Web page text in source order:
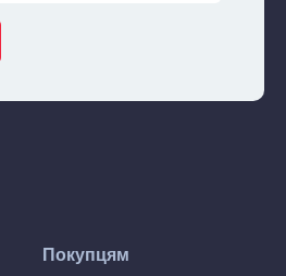
Покупцям